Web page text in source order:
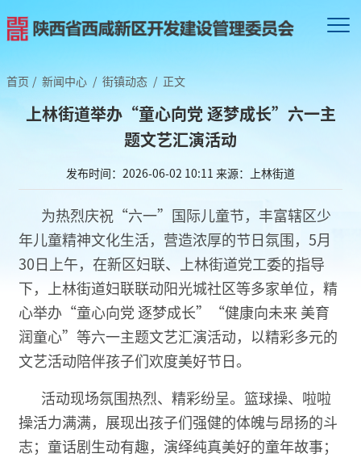
首页 / 新闻中心 / 街镇动态 / 正文
上林街道举办“童心向党 逐梦成长”六一主
题文艺汇演活动
发布时间：2026-06-02 10:11 来源：上林街道
为热烈庆祝“六一”国际儿童节，丰富辖区少
年儿童精神文化生活，营造浓厚的节日氛围，5月
30日上午，在新区妇联、上林街道党工委的指导
下，上林街道妇联联动阳光城社区等多家单位，精
心举办“童心向党 逐梦成长”“健康向未来 美育
润童心”等六一主题文艺汇演活动，以精彩多元的
文艺活动陪伴孩子们欢度美好节日。
活动现场氛围热烈、精彩纷呈。篮球操、啦啦
操活力满满，展现出孩子们强健的体魄与昂扬的斗
志；童话剧生动有趣，演绎纯真美好的童年故事；